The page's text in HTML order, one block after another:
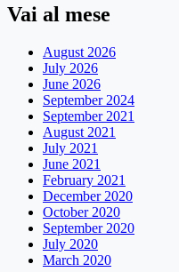
Vai al mese
August 2026
July 2026
June 2026
September 2024
September 2021
August 2021
July 2021
June 2021
February 2021
December 2020
October 2020
September 2020
July 2020
March 2020